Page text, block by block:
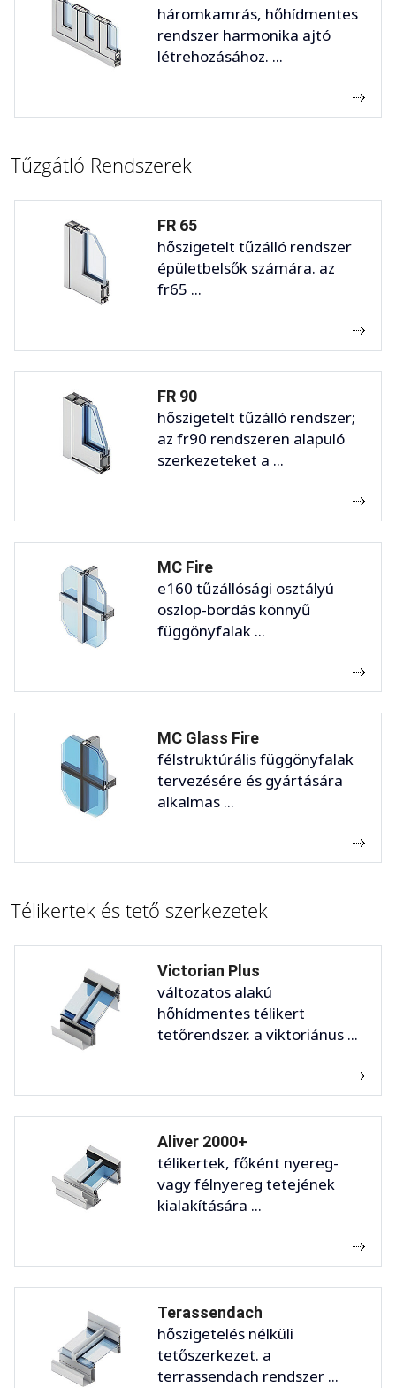
háromkamrás, hőhídmentes
rendszer harmonika ajtó
létrehozásához. ...
Tűzgátló Rendszerek
FR 65
hőszigetelt tűzálló rendszer
épületbelsők számára. az
fr65 ...
FR 90
hőszigetelt tűzálló rendszer;
az fr90 rendszeren alapuló
szerkezeteket a ...
MC Fire
e160 tűzállósági osztályú
oszlop-bordás könnyű
függönyfalak ...
MC Glass Fire
félstruktúrális függönyfalak
tervezésére és gyártására
alkalmas ...
Télikertek és tető szerkezetek
Victorian Plus
változatos alakú
hőhídmentes télikert
tetőrendszer. a viktoriánus ...
Aliver 2000+
télikertek, főként nyereg-
vagy félnyereg tetejének
kialakítására ...
Terassendach
hőszigetelés nélküli
tetőszerkezet. a
terrassendach rendszer ...